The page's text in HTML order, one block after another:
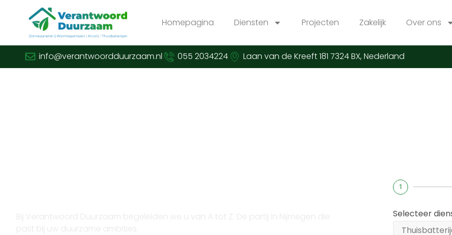
Homepagina Diensten Projecten Zakelijk Over ons
info@verantwoordduurzaam.nl 055 2034224 Laan van de Kreeft 181 7324 BX, Nederland
Bij Verantwoord Duurzaam begeleiden we u van A tot Z. De partij in Nijmegen die
past bij uw duurzame ambities.
1
Selecteer